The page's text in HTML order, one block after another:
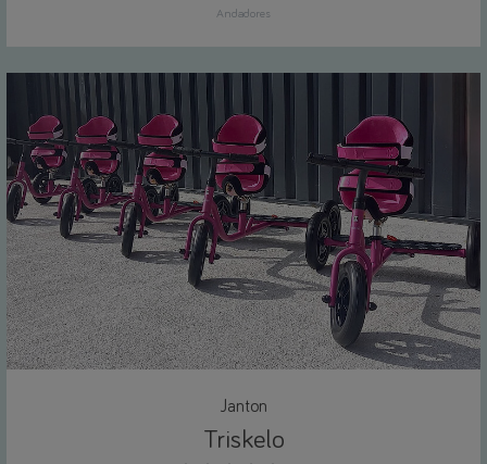
Andadores
Janton
Triskelo